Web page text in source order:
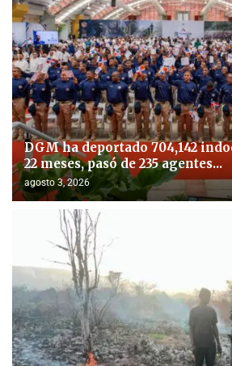
DGM ha deportado 704,142
22 meses, pasó de 235 agentes...
agosto 3, 2026